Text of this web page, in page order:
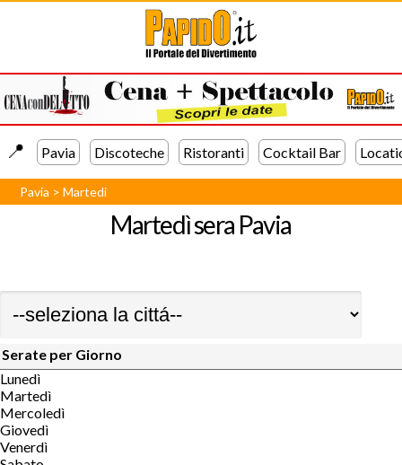
📍️ Pavia Discoteche Ristoranti Cocktail Bar
Pavia >Martedi
Martedì sera Pavia
Serate per Giorno
Lunedì
Martedì
Mercoledì
Giovedì
Venerdì